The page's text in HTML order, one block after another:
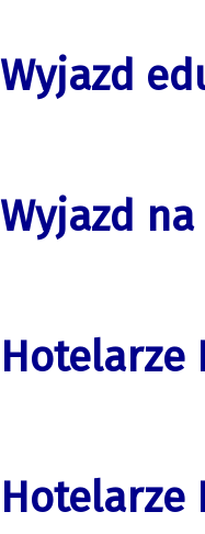
Wyjazd
Wyjazd
Hotelarze
Hotelarze